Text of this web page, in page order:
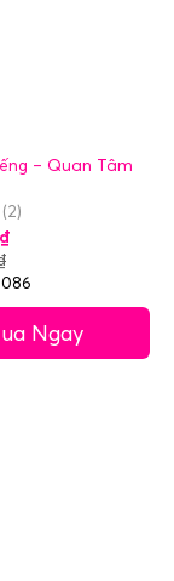
– Quan Tâm
(2)
₫
Ngay